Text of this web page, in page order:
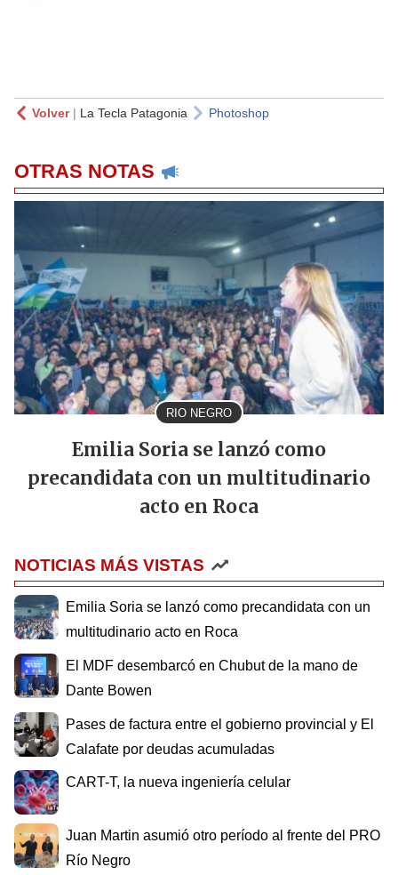
Volver| La Tecla Patagonia Photoshop
OTRAS NOTAS
RIO NEGRO
Emilia Soria se lanzó como
precandidata con un multitudinario
acto en Roca
NOTICIAS MÁS VISTAS
Emilia Soria se lanzó como precandidata con un
multitudinario acto en Roca
El MDF desembarcó en Chubut de la mano de
Dante Bowen
Pases de factura entre el gobierno provincial y El
Calafate por deudas acumuladas
CART-T, la nueva ingeniería celular
Juan Martin asumió otro período al frente del PRO
Río Negro